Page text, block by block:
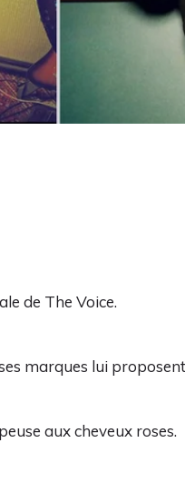
de The Voice.
marques lui
aux cheveux roses.